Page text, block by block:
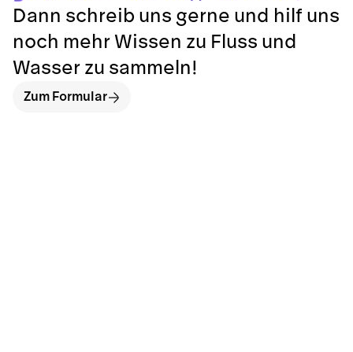
Dann schreib uns gerne und hilf uns
noch mehr Wissen zu Fluss und
Wasser zu sammeln!
Zum Formular